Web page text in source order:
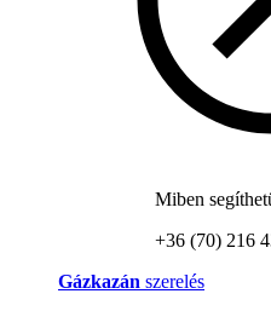
Miben
+36 (70) 216
Gázkazán szerelés